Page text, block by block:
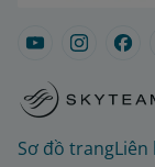
Sơ đồ trangLiên